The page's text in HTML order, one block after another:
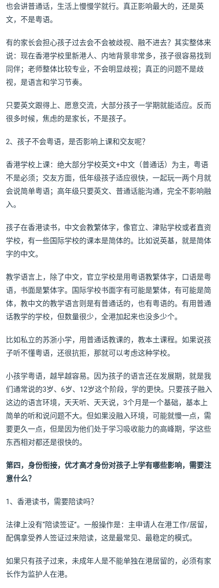
也会讲普通话，生活上慢慢学就行。真正影响最大的，还是英
文，不是粤语。
有的家长会担心孩子过去会不会被歧视、融不进去？其实整体来
说：现在香港学校里新港人、内地背景非常多，孩子很容易找到
同伴；老师整体比较专业，不会明显歧视；真正的问题不是歧
视，是语言和学习节奏。
只要英文跟得上、愿意交流，大部分孩子一学期就能适应。反而
很多时候，焦虑的是家长，不是孩子。
2、孩子不会粤语，是否影响上课和交友呢？
香港学校上课：绝大部分学校英文+中文（普通话）为主，粤语
不是必须；交友方面，低年级孩子适应很快，一起玩一两个月就
会说简单粤语；高年级只要英文、普通话能沟通，完全不影响融
入。
孩子在香港读书，中文会教繁体字，像官立、津贴学校或者直资
学校，有一些国际学校的课本是简体的。比如说英基，就是简体
字的中文。
教学语言上，除了中文，官立学校是用粤语教繁体字，口语是粤
语，书面是繁体字。国际学校书面字有可能是繁体，有可能是简
体，教中文的教学语言则是有普通话的，也有粤语的。有用普通
话教学的学校，但数量很少，全港加起来也没多少个。
比如私立的苏浙小学，用普通话教课的，教本土课程。如果说孩
子听不懂粤语，还很抗拒，那就可以考虑这种学校。
小孩学粤语，越早越容易。因为孩子的语言还在发展期，就是我
们通常说的3岁、6岁、12岁这个阶段，学的更快。只要孩子融入
这边的语言环境，天天听、天天说，3个月是一个基础，基本上
简单的听和说问题不大。但如果没融入环境，可能就慢一点，需
要更久一点，但是因为他们处于学习吸收能力的高峰期，学这些
东西相对都还是很快的。
第四，身份衔接，优才高才身份对孩子上学有哪些影响，需要注
意什么？
1、香港读书，需要陪读吗？
法律上没有“陪读签证”。一般操作是：主申请人在港工作/居留，
配偶拿受养人签证过来陪读，这是最常见、最稳定的模式。
如果只有孩子过来，未成年人是不能单独在港居留的，必须有家
长作为监护人在港。